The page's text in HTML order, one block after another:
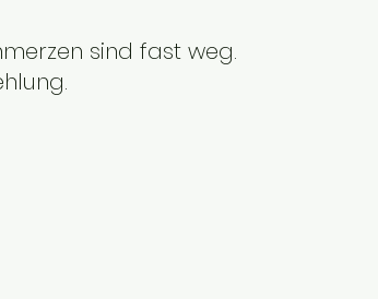
sind fast weg.